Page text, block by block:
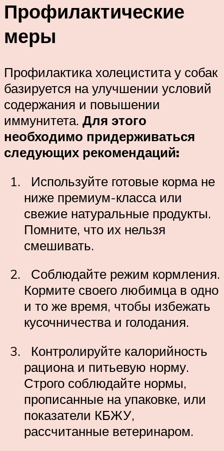
Профилактические
меры
Профилактика холецистита у собак
базируется на улучшении условий
содержания и повышении
иммунитета. Для этого
необходимо придерживаться
следующих рекомендаций:
Используйте готовые корма не
ниже премиум-класса или
свежие натуральные продукты.
Помните, что их нельзя
смешивать.
Соблюдайте режим кормления.
Кормите своего любимца в одно
и то же время, чтобы избежать
кусочничества и голодания.
Контролируйте калорийность
рациона и питьевую норму.
Строго соблюдайте нормы,
прописанные на упаковке, или
показатели КБЖУ,
рассчитанные ветеринаром.